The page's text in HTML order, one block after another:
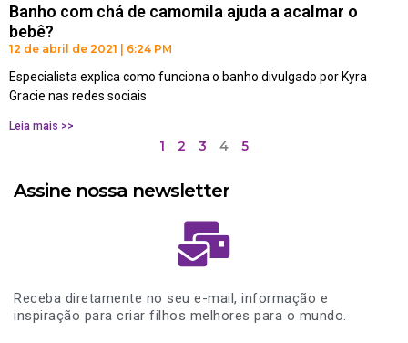
Banho com chá de camomila ajuda a acalmar o
bebê?
12 de abril de 2021 6:24 PM
Especialista explica como funciona o banho divulgado por Kyra
Gracie nas redes sociais
Leia mais >>
1 2 3 4 5
Assine nossa newsletter
Receba diretamente no seu e-mail, informação e
inspiração para criar filhos melhores para o mundo.